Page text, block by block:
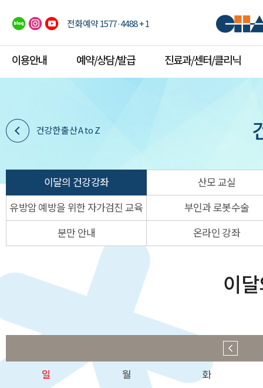
전화예약 1577·4488 + 1
이용안내 예약/상담/발급 진료과/센터/클리닉
건강한 출산 A to Z
이달의 건강강좌
산모 교실
유방암 예방을 위한 자가검진 교육
부인과 로봇수술
분만 안내
온라인 강좌
이
일 월 화